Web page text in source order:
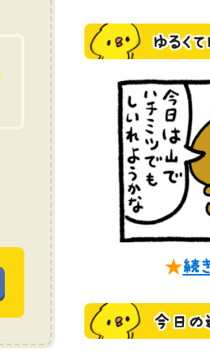
ゆるく
★続
今日の